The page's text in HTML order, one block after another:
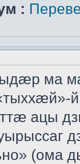
:
ма
ацы
(ома